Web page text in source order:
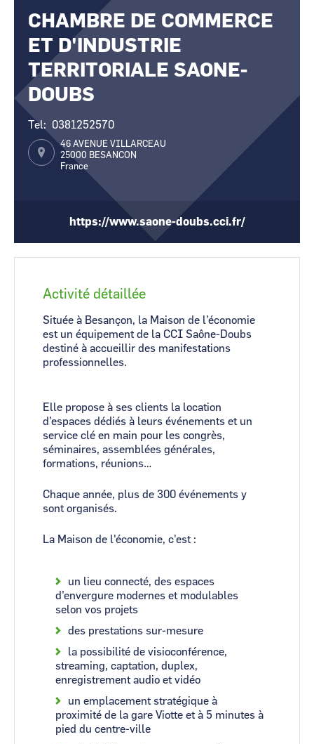
CCI Business
Occitanie
CCI Business
Pays de la Loire
CCI Business
Occitanie
CCI Business
CHAMBRE DE COMMERCE
ET D'INDUSTRIE
TERRITORIALE SAONE-
DOUBS
Tel 0381252570
46 AVENUE VILLARCEAU
25000 BESANCON
France
https://www.saone-doubs.cci.fr/
Activité détaillée
Située à Besançon, la Maison de l’économie
est un équipement de la CCI Saône-Doubs
destiné à accueillir des manifestations
professionnelles.
Elle propose à ses clients la location
d’espaces dédiés à leurs événements et un
service clé en main pour les congrès,
séminaires, assemblées générales,
formations, réunions…
Chaque année, plus de 300 événements y
sont organisés.
La Maison de l'économie, c'est :
un lieu connecté, des espaces
d’envergure modernes et modulables
selon vos projets
des prestations sur-mesure
la possibilité de visioconférence,
streaming, captation, duplex,
enregistrement audio et vidéo
un emplacement stratégique à
proximité de la gare Viotte et à 5 minutes à
pied du centre-ville